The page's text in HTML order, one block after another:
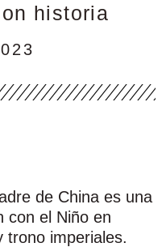
historia
de China es una
con el Niño en
trono imperiales.